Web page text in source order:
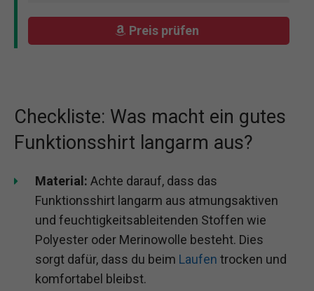
Preis prüfen
Checkliste: Was macht ein gutes
Funktionsshirt langarm aus?
Material: Achte darauf, dass das
Funktionsshirt langarm aus atmungsaktiven
und feuchtigkeitsableitenden Stoffen wie
Polyester oder Merinowolle besteht. Dies
sorgt dafür, dass du beim Laufen trocken und
komfortabel bleibst.